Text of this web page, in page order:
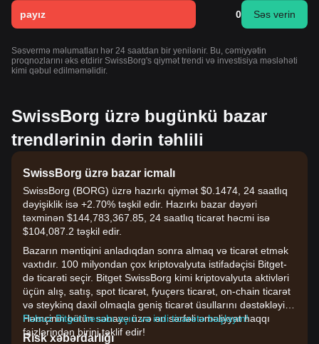
payız 0 Səs verin
Səsvermə məlumatları hər 24 saatdan bir yenilənir. Bu, cəmiyyətin
proqnozlarını əks etdirir SwissBorg's qiymət trendi və investisiya məsləhəti
kimi qəbul edilməməlidir.
SwissBorg üzrə bugünkü bazar
trendlərinin dərin təhlili
SwissBorg üzrə bazar icmalı
SwissBorg (BORG) üzrə hazırkı qiymət $0.1474, 24 saatlıq
dəyişiklik isə +2.70% təşkil edir. Hazırkı bazar dəyəri
təxminən $144,783,367.85, 24 saatlıq ticarət həcmi isə
$104,087.2 təşkil edir.
Bazarın məntiqini anladıqdan sonra almaq və ticarət etmək
vaxtıdır. 100 milyondan çox kriptovalyuta istifadəçisi Bitget-
də ticarəti seçir. Bitget SwissBorg kimi kriptovalyuta aktivləri
üçün alış, satış, spot ticarət, fyuçers ticarət, on-chain ticarət
və steykinq daxil olmaqla geniş ticarət üsullarını dəstəkləyir.
Həmçinin bütün sənaye üzrə ən sərfəli əməliyyat haqqı
faizlərindən birini təklif edir!
Pulsuz Bitget hesabı açın və indi ticarətə başlayın!
Risk xəbərdarlığı